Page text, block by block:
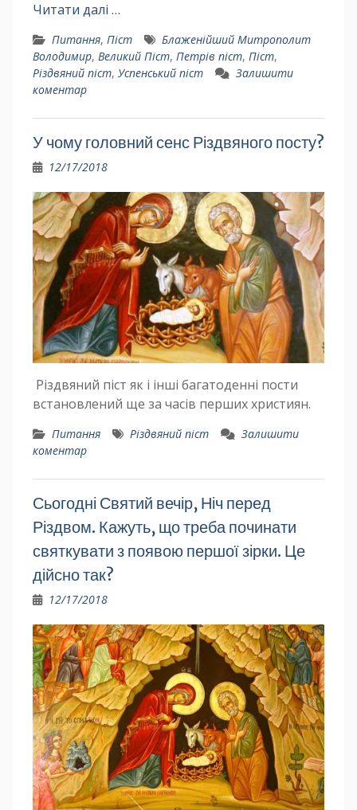
Читати далі …
Питання, Піст
Блаженійший Митрополит
Володимир, Великий Піст, Петрів піст, Піст,
Різдвяний піст, Успенський піст
Залишити
коментар
У чому головний сенс Різдвяного посту?
12/17/2018
Різдвяний піст як і інші багатоденні пости
встановлений ще за часів перших християн.
Питання Різдвяний піст
Залишити
коментар
Сьогодні Святий вечір, Ніч перед
Різдвом. Кажуть, що треба починати
святкувати з появою першої зірки. Це
дійсно так?
12/17/2018